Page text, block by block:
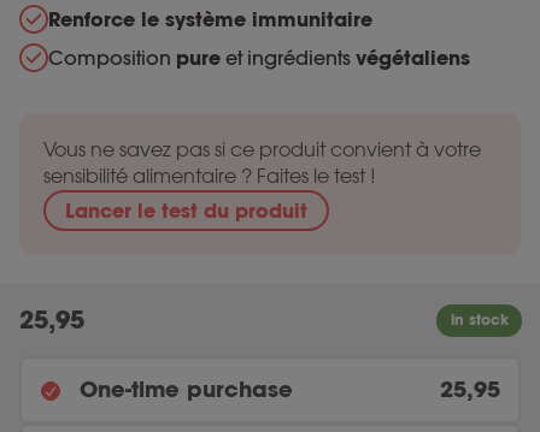
Renforce le système immunitaire
Composition pure et ingrédients végétaliens
Vous ne savez pas si ce produit convient à votre
sensibilité alimentaire ? Faites le test !
Lancer le test du produit
One-time purchase 25,95
25,95